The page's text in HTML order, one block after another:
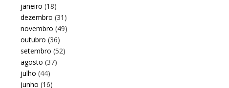
janeiro (18)
dezembro (31)
novembro (49)
outubro (36)
setembro (52)
agosto (37)
julho (44)
junho (16)